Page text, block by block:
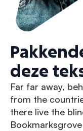
deze
Far far away,
from the
there live the